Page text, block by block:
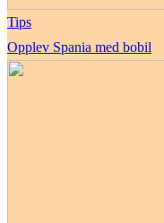
Tips
Opplev Spania med bobil